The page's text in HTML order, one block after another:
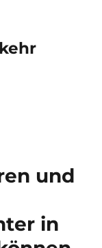
und
in